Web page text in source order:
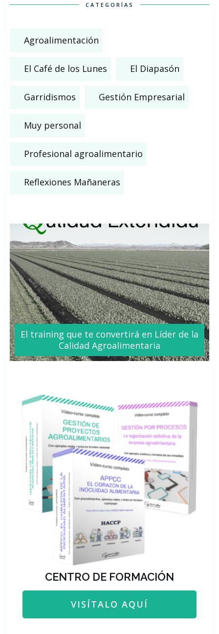
CATEGORÍAS
Agroalimentación
El Café de los Lunes El Diapasón
Garridismos Gestión Empresarial
Muy personal
Profesional agroalimentario
Reflexiones Mañaneras
El training que te convertirá en Líder de la
Calidad Agroalimentaria
CENTRO DE FORMACIÓN
VISÍTALO AQUÍ